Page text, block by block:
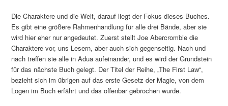
Die Charaktere und die Welt, darauf liegt der Fokus dieses Buches.
Es gibt eine größere Rahmenhandlung für alle drei Bände, aber sie
wird hier eher nur angedeutet. Zuerst stellt Joe Abercrombie die
Charaktere vor, uns Lesern, aber auch sich gegenseitig. Nach und
nach treffen sie alle in Adua aufeinander, und es wird der Grundstein
für das nächste Buch gelegt. Der Titel der Reihe, „The First Law“,
bezieht sich im übrigen auf das erste Gesetz der Magie, von dem
Logen im Buch erfährt und das offenbar gebrochen wurde.